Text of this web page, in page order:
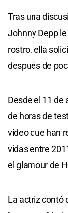
Tras una
Johnny Depp
rostro, ella
después de
Desde el 11 de
de horas de
video que han
vidas entre
el glamour de
La actriz contó